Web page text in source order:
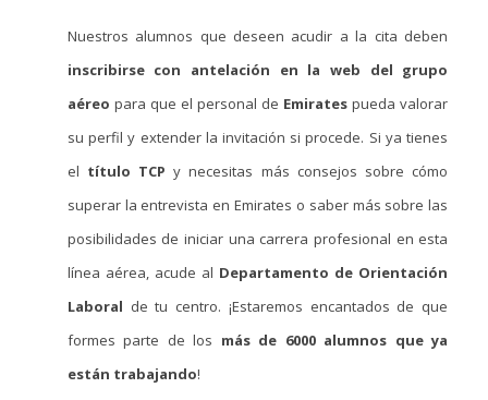
Nuestros alumnos que deseen acudir a la cita deben
inscribirse con antelación en la web del grupo
aéreo para que el personal de Emirates pueda valorar
su perfil y extender la invitación si procede. Si ya tienes
el título TCP y necesitas más consejos sobre cómo
superar la entrevista en Emirates o saber más sobre las
posibilidades de iniciar una carrera profesional en esta
línea aérea, acude al Departamento de Orientación
Laboral de tu centro. ¡Estaremos encantados de que
formes parte de los más de 6000 alumnos que ya
están trabajando!